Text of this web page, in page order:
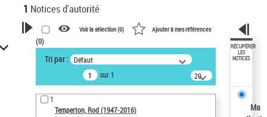
1 Notices d'autorité
VOTRE RECHERCHE
Recherche avancée dans les
notices d’autorité
Œuvres liées à l'auteur :
Temperton, Rod (1947-2016)
Voir la sélection (0) Ajouter à mes références
(0)
Tri par : Défaut
sur 1
20
résultats/page
1
Temperton, Rod (1947-2016)
RÉCUPÉRER
LES
NOTICES
Ma